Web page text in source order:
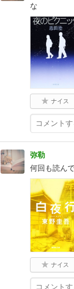
な
ナイス
弥勒
何回も読ん
ナイス